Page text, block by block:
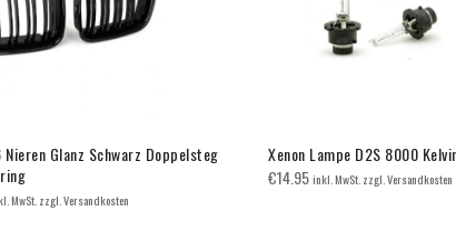
Nieren Glanz Schwarz Doppelsteg
MwSt. zzgl. Versandkosten
Xenon Lampe D2S 8000
€14.95inkl. MwSt. zzgl. Versandkosten